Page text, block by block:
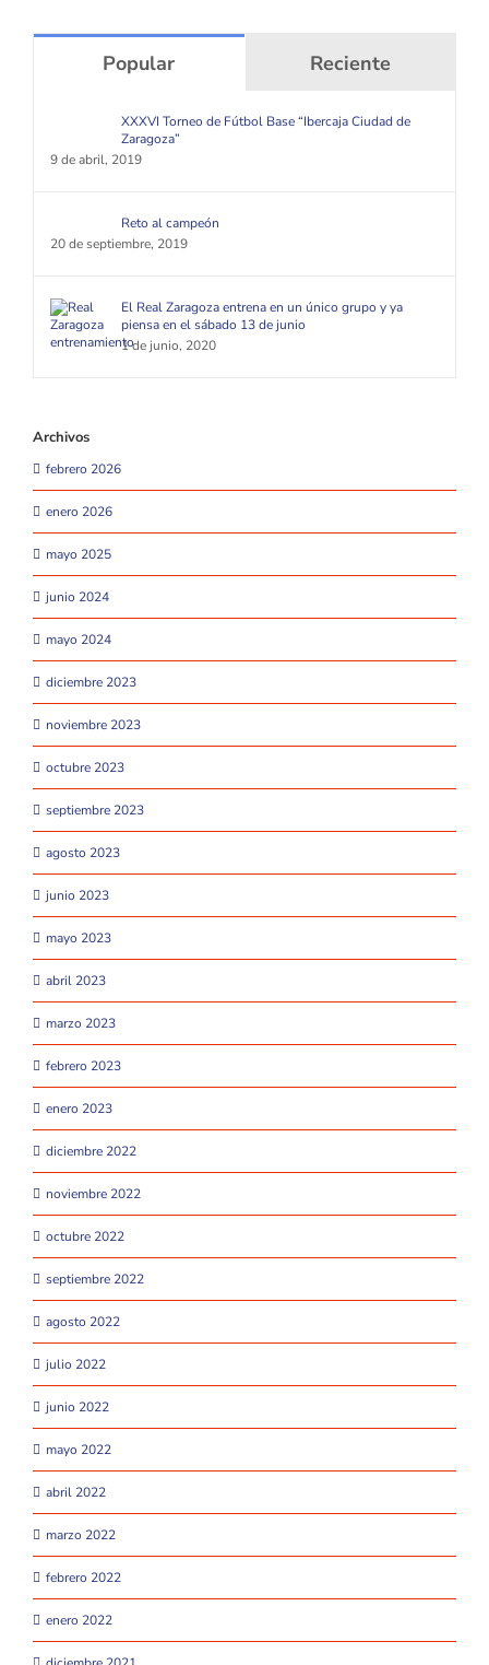
Popular Reciente
XXXVI Torneo de Fútbol Base “Ibercaja Ciudad de
Zaragoza”
9 de abril, 2019
Reto al campeón
20 de septiembre, 2019
El Real Zaragoza entrena en un único grupo y ya
piensa en el sábado 13 de junio
1 de junio, 2020
Archivos
febrero 2026
enero 2026
mayo 2025
junio 2024
mayo 2024
diciembre 2023
noviembre 2023
octubre 2023
septiembre 2023
agosto 2023
junio 2023
mayo 2023
abril 2023
marzo 2023
febrero 2023
enero 2023
diciembre 2022
noviembre 2022
octubre 2022
septiembre 2022
agosto 2022
julio 2022
junio 2022
mayo 2022
abril 2022
marzo 2022
febrero 2022
enero 2022